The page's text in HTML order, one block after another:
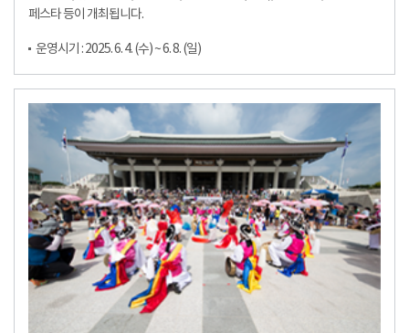
페스타 등이 개최됩니다.
운영시기 : 2025. 6. 4. (수) ~ 6. 8. (일)